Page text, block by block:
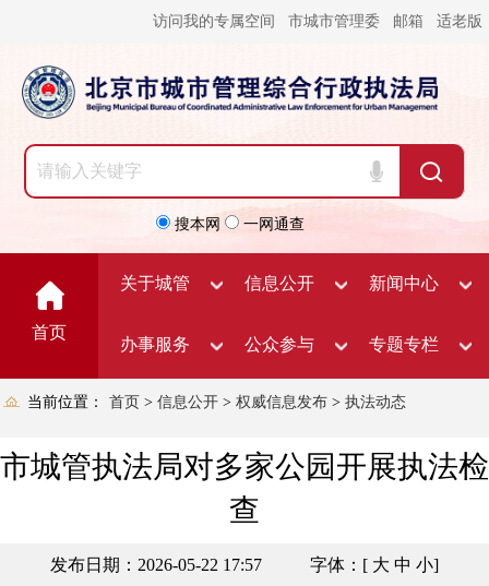
访问我的专属空间 市城市管理委 邮箱 适老版
搜本网 一网通查
首页
关于城管 信息公开 新闻中心
办事服务 公众参与 专题专栏
当前位置： 首页 > 信息公开 > 权威信息发布 > 执法动态
市城管执法局对多家公园开展执法检
查
发布日期：2026-05-22 17:57 字体：[ 大 中 小]